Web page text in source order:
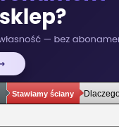
Stawiamy ściany